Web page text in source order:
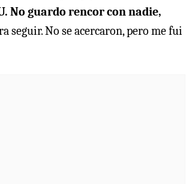
No guardo rencor con nadie,
seguir. No se acercaron, pero me fui